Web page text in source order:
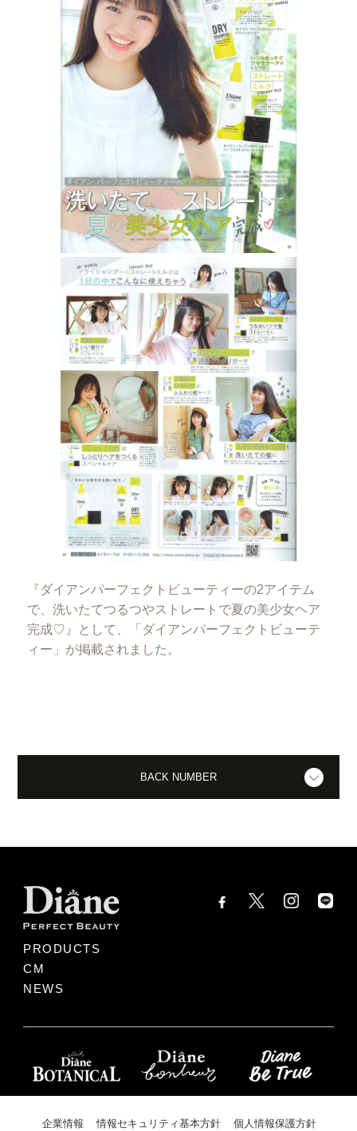
『ダイアンパーフェクトビューティーの2アイテム
で、洗いたてつるつやストレートで夏の美少女ヘア
完成♡』として、「ダイアンパーフェクトビューテ
ィー」が掲載されました。
BACK NUMBER
PRODUCTS
CM
NEWS
企業情報 情報セキュリティ基本方針 個人情報保護方針